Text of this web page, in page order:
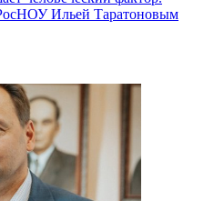
Ильей Таратоновым